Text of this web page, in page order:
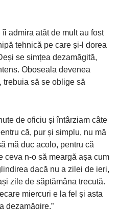
îi admira atât de mult au fost
tehnică pe care și-l dorea
se simțea dezamăgită,
Oboseala devenea
trebuia să se oblige să
de oficiu și întârziam câte
că, pur și simplu, nu mă
mă duc acolo, pentru că
ceva n-o să meargă așa cum
dacă nu a zilei de ieri,
zile de săptămâna trecută.
miercuri e la fel și asta
dezamăgire.”